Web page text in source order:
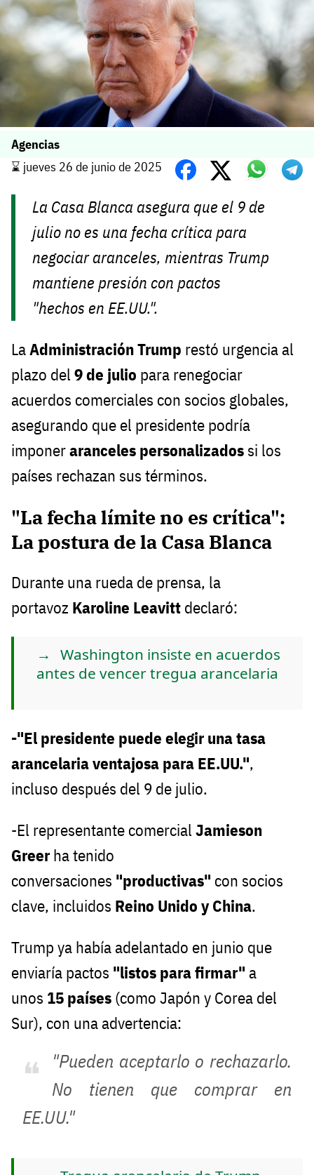
Agencias
⌛️ jueves 26 de junio de 2025
La Casa Blanca asegura que el 9 de
julio no es una fecha crítica para
negociar aranceles, mientras Trump
mantiene presión con pactos
"hechos en EE.UU.".
LaAdministración Trump restó urgencia al
plazo del 9 de julio para renegociar
acuerdos comerciales con socios globales,
asegurando que el presidente podría
imponeraranceles personalizados si los
países rechazan sus términos.
"La fecha límite no es crítica":
La postura de la Casa Blanca
Durante una rueda de prensa, la
portavoz Karoline Leavitt declaró:
Washington insiste en acuerdos
antes de vencer tregua arancelaria
-"El presidente puede elegir una tasa
arancelaria ventajosa para EE.UU.",
incluso después del 9 de julio.
-El representante comercial Jamieson
Greer ha tenido
conversaciones "productivas" con socios
clave, incluidos Reino Unido y China.
Trump ya había adelantado en junio que
enviaría pactos "listos para firmar" a
unos 15 países (como Japón y Corea del
Sur), con una advertencia:
"Pueden aceptarlo o rechazarlo.
No tienen que comprar en
EE.UU."